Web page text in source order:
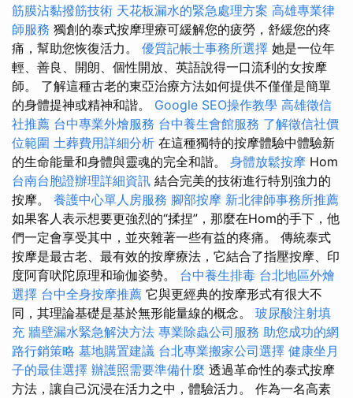
筋膜沾黏撥筋技術 天花板漏水的緊急處理方案 高雄專業律
師服務 獨創的泰式按摩理療可緩解您的疲勞，舒緩您的疼
痛，幫助您恢復活力。 優質記帳士事務所選擇 她是一位年
輕、善良、開朗、個性開放、英語說得一口流利的女按摩
師。 了解這種古老的東亞治療方法如何提供不僅僅是簡單
的身體提神或精神和諧。 Google SEO操作教學 高雄徵信
社推薦 台中專業外燴服務 台中養生會館服務 了解徵信社價
位範圍 土葬費用詳細分析 在這種獨特的按摩體驗中體驗新
的生命能量和身體與靈魂的完全和諧。 身體放鬆按摩 Hom
台南台胞證辦理詳細資訊 結合完美的技術進行特別強力的
按摩。 養護中心單人房服務 腳部按摩 新北律師事務所推薦
如果客人表示想要更強烈的“揉捏”，那麼在Hom的手下，他
們一定會享受其中，並夾雜著一些有益的疼痛。 傳統泰式
按摩是最古老、最有效的按摩療法，它結合了指壓按摩、印
度阿育吠陀原理和瑜伽姿勢。 台中養生排毒 台北地區外燴
選擇 台中全身按摩推薦 它與更經典的按摩形式有很大不
同，其理論基礎是基於無形能量線的概念。 玻尿酸注射填
充 牆壁漏水緊急解決方法 專業除蟲公司服務 助您成功的網
路行銷策略 墓地購置建議 台北專業搬家公司選擇 健康坐月
子的最佳選擇 辦護照需要準備什麼 透過革命性的泰式按摩
方法，讓自己沉浸在活力之中，體驗活力。 作為一名高素